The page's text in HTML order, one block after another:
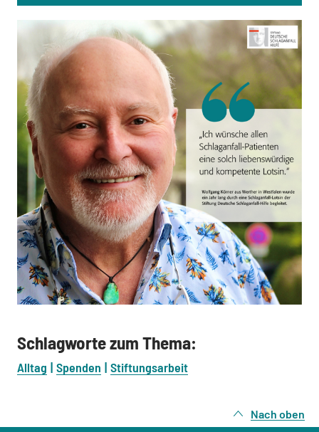
Schlagworte zum Thema:
Alltag Spenden Stiftungsarbeit
Nach oben